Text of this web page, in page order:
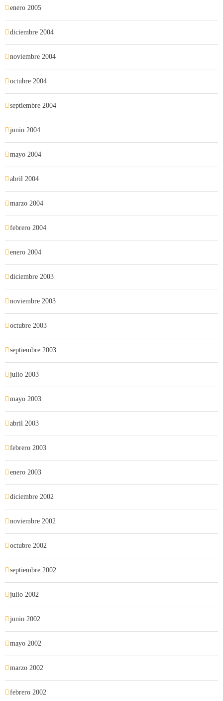
enero 2005
diciembre 2004
noviembre 2004
octubre 2004
septiembre 2004
junio 2004
mayo 2004
abril 2004
marzo 2004
febrero 2004
enero 2004
diciembre 2003
noviembre 2003
octubre 2003
septiembre 2003
julio 2003
mayo 2003
abril 2003
febrero 2003
enero 2003
diciembre 2002
noviembre 2002
octubre 2002
septiembre 2002
julio 2002
junio 2002
mayo 2002
marzo 2002
febrero 2002